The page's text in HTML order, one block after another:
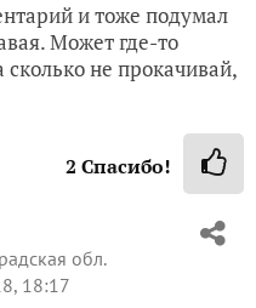
и тоже подумал
Может где-то
сколько не прокачивай,
2 Спасибо!
обл.
18:17